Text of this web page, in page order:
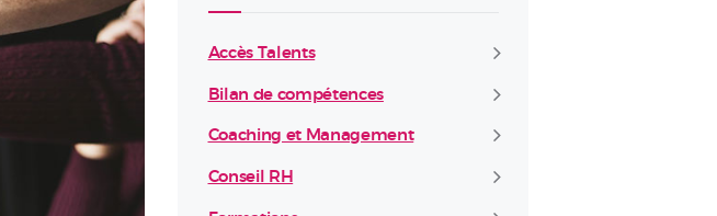
Accès Talents
Bilan de compétences
Coaching et Management
Conseil RH